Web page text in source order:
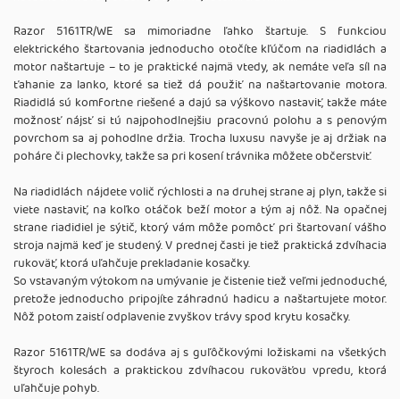
Razor 5161TR/WE sa mimoriadne ľahko štartuje. S funkciou
elektrického štartovania jednoducho otočíte kľúčom na riadidlách a
motor naštartuje – to je praktické najmä vtedy, ak nemáte veľa síl na
ťahanie za lanko, ktoré sa tiež dá použiť na naštartovanie motora.
Riadidlá sú komfortne riešené a dajú sa výškovo nastaviť, takže máte
možnosť nájsť si tú najpohodlnejšiu pracovnú polohu a s penovým
povrchom sa aj pohodlne držia. Trocha luxusu navyše je aj držiak na
poháre či plechovky, takže sa pri kosení trávnika môžete občerstviť.
Na riadidlách nájdete volič rýchlosti a na druhej strane aj plyn, takže si
viete nastaviť, na koľko otáčok beží motor a tým aj nôž. Na opačnej
strane riadidiel je sýtič, ktorý vám môže pomôcť pri štartovaní vášho
stroja najmä keď je studený. V prednej časti je tiež praktická zdvíhacia
rukoväť, ktorá uľahčuje prekladanie kosačky.
So vstavaným výtokom na umývanie je čistenie tiež veľmi jednoduché,
pretože jednoducho pripojíte záhradnú hadicu a naštartujete motor.
Nôž potom zaistí odplavenie zvyškov trávy spod krytu kosačky.
Razor 5161TR/WE sa dodáva aj s guľôčkovými ložiskami na všetkých
štyroch kolesách a praktickou zdvíhacou rukoväťou vpredu, ktorá
uľahčuje pohyb.